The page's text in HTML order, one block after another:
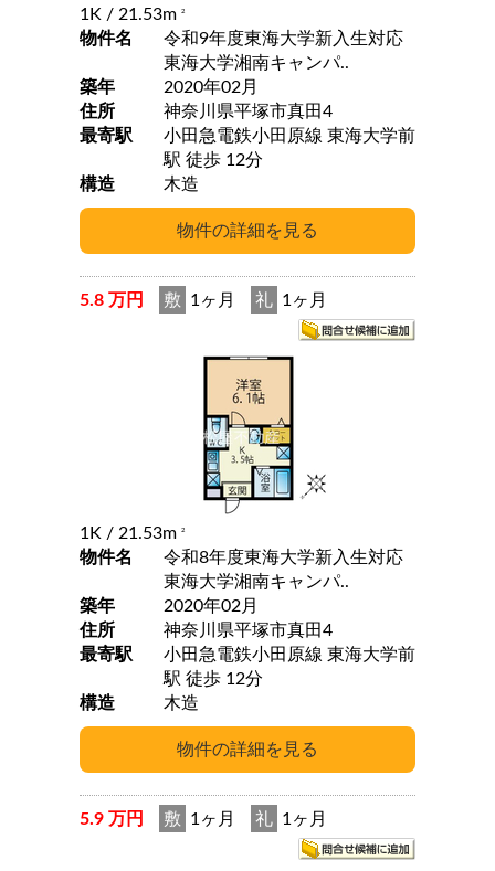
1K / 21.53m 2
物件名
令和9年度東海大学新入生対応
東海大学湘南キャンパ..
築年
2020年02月
住所
神奈川県平塚市真田4
最寄駅
小田急電鉄小田原線 東海大学前
駅 徒歩 12分
構造
木造
5.8 万円 敷 1ヶ月 礼 1ヶ月
1K / 21.53m 2
物件名
令和8年度東海大学新入生対応
東海大学湘南キャンパ..
築年
2020年02月
住所
神奈川県平塚市真田4
最寄駅
小田急電鉄小田原線 東海大学前
駅 徒歩 12分
構造
木造
5.9 万円 敷 1ヶ月 礼 1ヶ月